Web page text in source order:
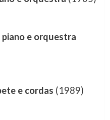
e orquestra
e cordas (1989)